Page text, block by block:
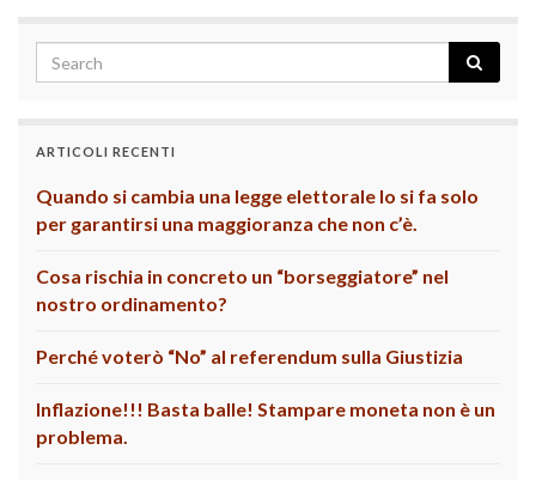
ARTICOLI RECENTI
Quando si cambia una legge elettorale lo si fa solo
per garantirsi una maggioranza che non c’è.
Cosa rischia in concreto un “borseggiatore” nel
nostro ordinamento?
Perché voterò “No” al referendum sulla Giustizia
Inflazione!!! Basta balle! Stampare moneta non è un
problema.